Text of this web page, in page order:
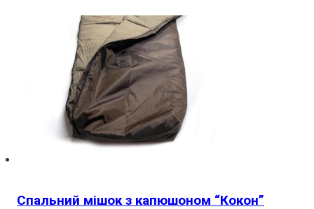
Спальний мішок з капюшоном “Кокон”